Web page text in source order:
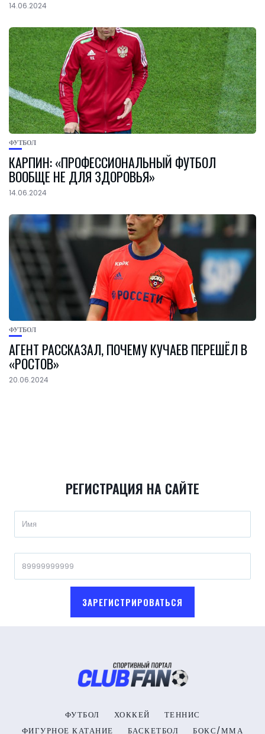
14.06.2024
ФУТБОЛ
КАРПИН: «ПРОФЕССИОНАЛЬНЫЙ ФУТБОЛ
ВООБЩЕ НЕ ДЛЯ ЗДОРОВЬЯ»
14.06.2024
ФУТБОЛ
АГЕНТ РАССКАЗАЛ, ПОЧЕМУ КУЧАЕВ ПЕРЕШЁЛ В
«РОСТОВ»
20.06.2024
РЕГИСТРАЦИЯ НА САЙТЕ
ЗАРЕГИСТРИРОВАТЬСЯ
ФУТБОЛ ХОККЕЙ
ТЕННИС
ФИГУРНОЕ КАТАНИЕ
БАСКЕТБОЛ БОКС/ММА